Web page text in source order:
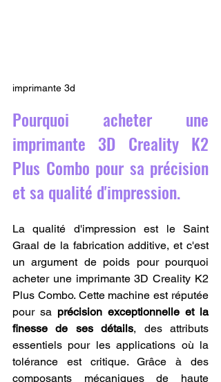
imprimante 3d
Pourquoi acheter une
imprimante 3D Creality K2
Plus Combo pour sa précision
et sa qualité d'impression.
La qualité d'impression est le Saint
Graal de la fabrication additive, et c'est
un argument de poids pour pourquoi
acheter une imprimante 3D Creality K2
Plus Combo. Cette machine est réputée
pour sa précision exceptionnelle et la
finesse de ses détails, des attributs
essentiels pour les applications où la
tolérance est critique. Grâce à des
composants mécaniques de haute